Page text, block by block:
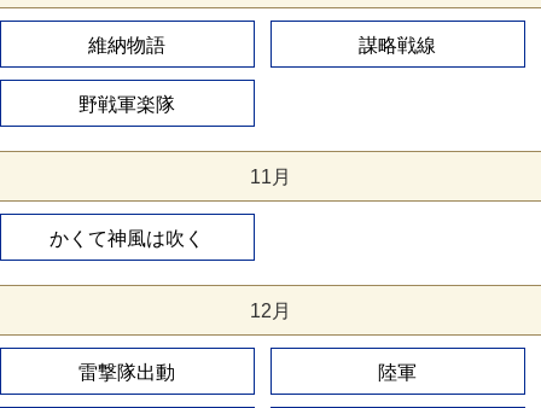
維納物語 謀略戦線
野戦軍楽隊
11月
かくて神風は吹く
12月
雷撃隊出動 陸軍